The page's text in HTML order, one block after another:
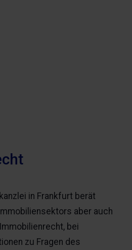
in Frankfurt berät
aber auch
bei
zu Fragen des